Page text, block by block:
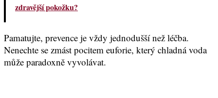
zdravější pokožku?
Pamatujte, prevence je vždy jednodušší než léčba.
Nenechte se zmást pocitem euforie, který chladná voda
může paradoxně vyvolávat.